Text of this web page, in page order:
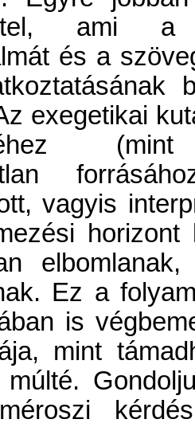
ami
és a
exegetikai
vagyis
Ez a
is
mint